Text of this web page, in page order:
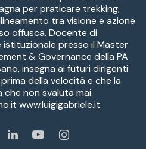
per praticare trekking,
tra visione e azione
offusca. Docente di
presso il Master
& Governance della PA
insegna ai futuri dirigenti
della velocità e che la
non svaluta mai.
www.luigigabriele.it